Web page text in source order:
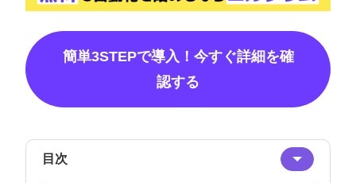
簡単3STEPで導入！今すぐ詳細を確
認する
目次